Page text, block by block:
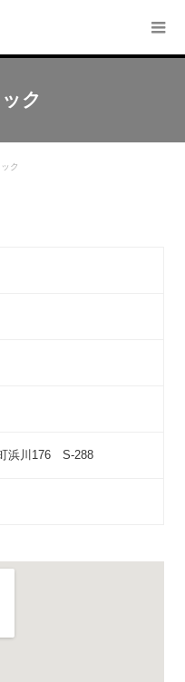
ク
ク
浜川176 S-288